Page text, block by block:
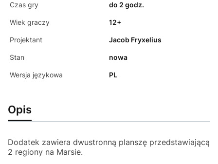
Czas gry do 2 godz.
Wiek graczy 12+
Projektant Jacob Fryxelius
Stan nowa
Wersja językowa PL
Opis
Dodatek zawiera dwustronną planszę przedstawiającą
2 regiony na Marsie.